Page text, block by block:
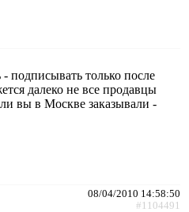
подписывать только после
далеко не все продавцы
вы в Москве заказывали -
08/04/2010 14:58:50
#1104491